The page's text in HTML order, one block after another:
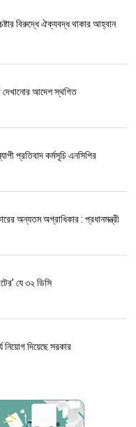
বিরুদ্ধে ঐক্যবদ্ধ থাকার আহ্বান
দেখানোর আদেশ স্থগিত
প্রতিবাদ কর্মসূচি এনসিপির
অন্যতম অগ্রাধিকার : প্রধানমন্ত্রী
যে ৩২ ডিসি
নিয়োগ দিয়েছে সরকার